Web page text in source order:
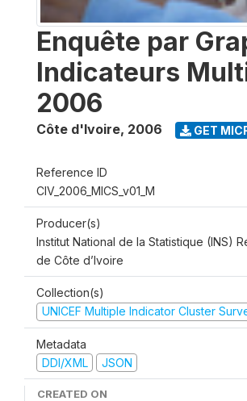
Enquête par
Indicateurs
2006
Côte d'Ivoire, 2006 GET
Reference ID
CIV_2006_MICS_v01_M
Producer(s)
Institut National de la Statistique (INS)
de Côte d’Ivoire
Collection(s)
UNICEF Multiple Indicator Cluster
Metadata
DDI/XML
JSON
CREATED ON